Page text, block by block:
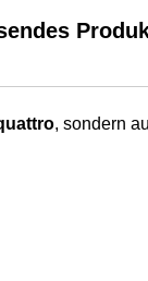
, sondern